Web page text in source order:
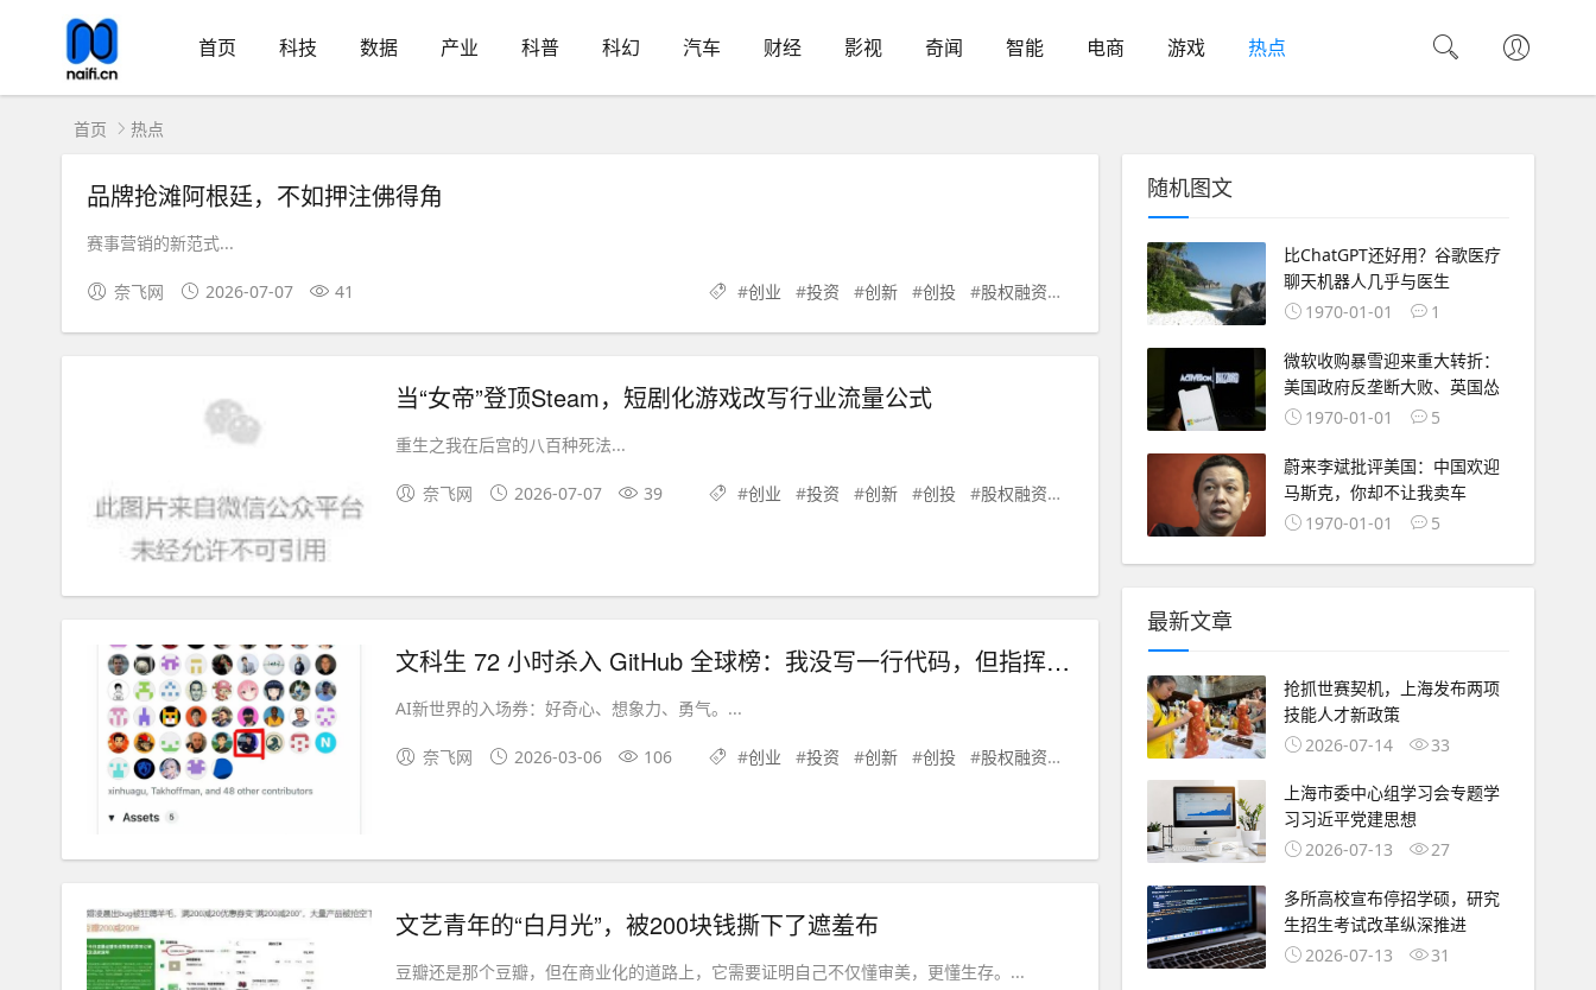
首页 科技 数据 产业 科普 科幻 汽车 财经 影视 奇闻 智能 电商 游戏 热点
首页 热点
品牌抢滩阿根廷，不如押注佛得角
赛事营销的新范式...
奈飞网 2026-07-07 41 #创业 #投资 #创新 #创投 #股权融资 # #创业项目 #投资机构 #VC #IPO #融资
当“女帝”登顶Steam，短剧化游戏改写行业流量公式
重生之我在后宫的八百种死法...
奈飞网 2026-07-07 39 #创业 #投资 #创新 #创投 #股权融资 # 创业项目 # 投资机构 # VC #IPO #融资
文科生 72 小时杀入 GitHub 全球榜：我没写一行代码，但指挥了一支 AI 军队
​AI新世界的入场券：好奇心、想象力、勇气。...
奈飞网 2026-03-06 106 #创业 #投资 #创新 #创投 #股权融资 # #创业项目 #投资机构 # VC #IPO #融资
文艺青年的“白月光”，被200块钱撕下了遮羞布
豆瓣还是那个豆瓣，但在商业化的道路上，它需要证明自己不仅懂审美，更懂生存。...
随机图文
比ChatGPT还好用？谷歌医疗
聊天机器人几乎与医生
1970-01-01
1
微软收购暴雪迎来重大转折：
美国政府反垄断大败、英国怂
1970-01-01
5
蔚来李斌批评美国：中国欢迎
马斯克，你却不让我卖车
1970-01-01
5
最新文章
抢抓世赛契机，上海发布两项
技能人才新政策
2026-07-14
33
上海市委中心组学习会专题学
习习近平党建思想
2026-07-13
27
多所高校宣布停招学硕，研究
生招生考试改革纵深推进
2026-07-13
31